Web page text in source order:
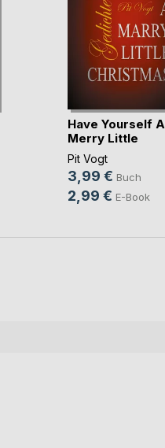
Have Yourself A
Merry Little
Christmas
Pit Vogt
3,99 € Buch
2,99 € E-Book